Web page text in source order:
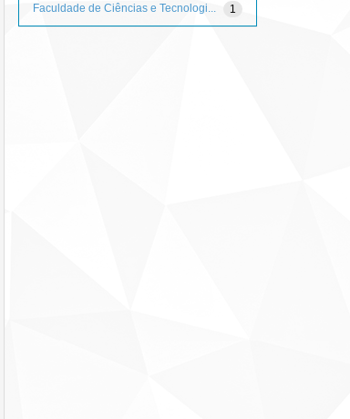
1
Faculdade de Ciências e Tecnologi...